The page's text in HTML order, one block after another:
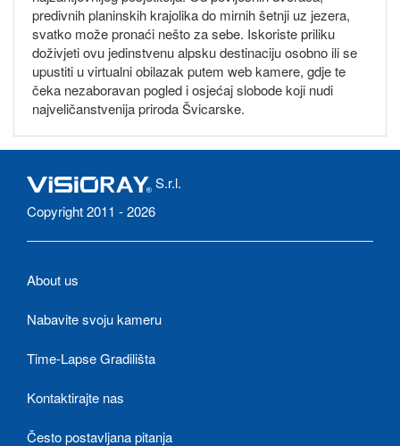
predivnih planinskih krajolika do mirnih šetnji uz jezera,
svatko može pronaći nešto za sebe. Iskoriste priliku
doživjeti ovu jedinstvenu alpsku destinaciju osobno ili se
upustiti u virtualni obilazak putem web kamere, gdje te
čeka nezaboravan pogled i osjećaj slobode koji nudi
najveličanstvenija priroda Švicarske.
S.r.l.
Copyright 2011 - 2026
About us
Nabavite svoju kameru
Time-Lapse Gradilišta
Kontaktirajte nas
Često postavljana pitanja